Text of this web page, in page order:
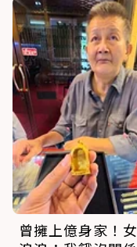
曾擁上億身家！